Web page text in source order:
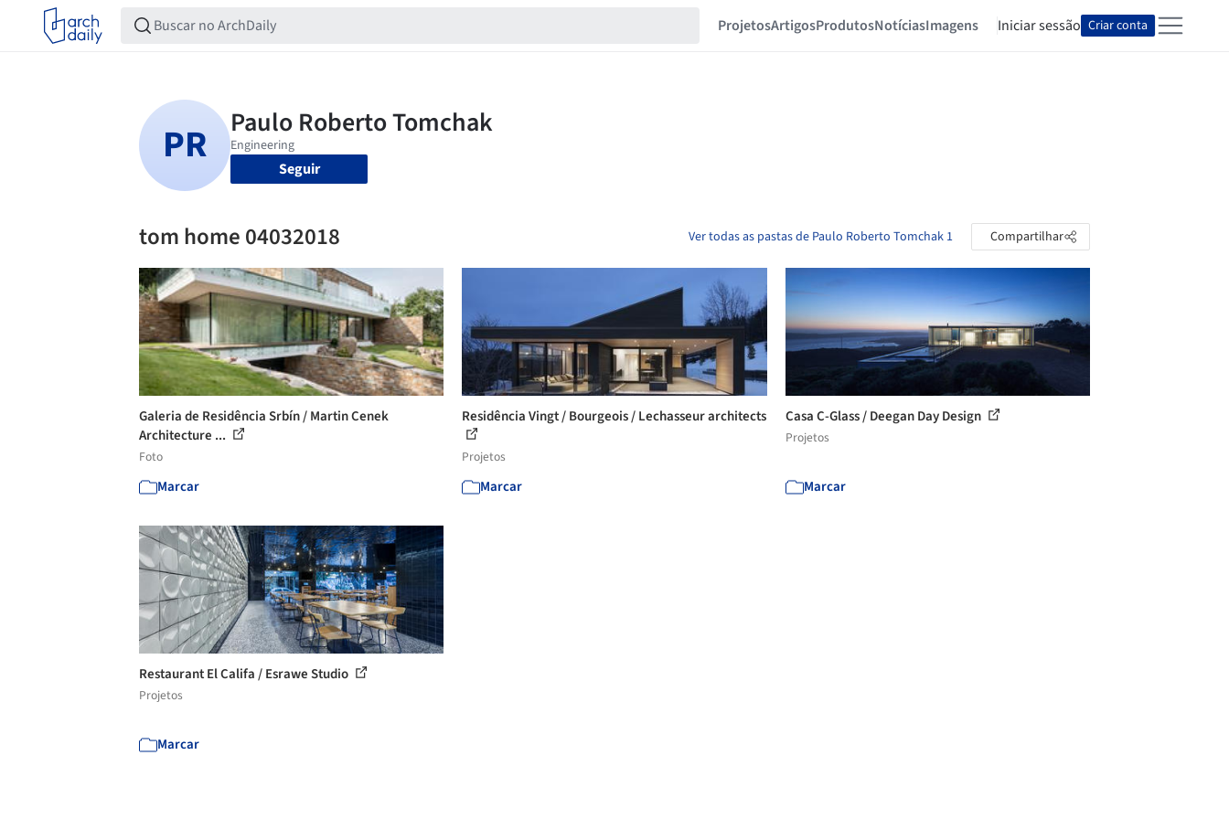
ProjetosArtigosProdutosNotíciasImagens Iniciar sessão Criar conta
Seguir
tom home 04032018 Ver todas as pastas de Paulo Roberto Tomchak 1 Compartilhar
Galeria de Residência Srbín / Martin Cenek
Architecture ...
Foto
Marcar
Residência Vingt / Bourgeois / Lechasseur architects
Projetos
Marcar
Casa C-Glass / Deegan Day Design
Projetos
Marcar
Restaurant El Califa / Esrawe Studio
Projetos
Marcar